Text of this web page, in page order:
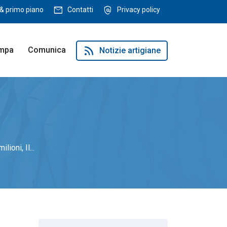
primo piano mail Contatti policy Privacy policy
Comunica rss_feed Notizie artigiane
Il...